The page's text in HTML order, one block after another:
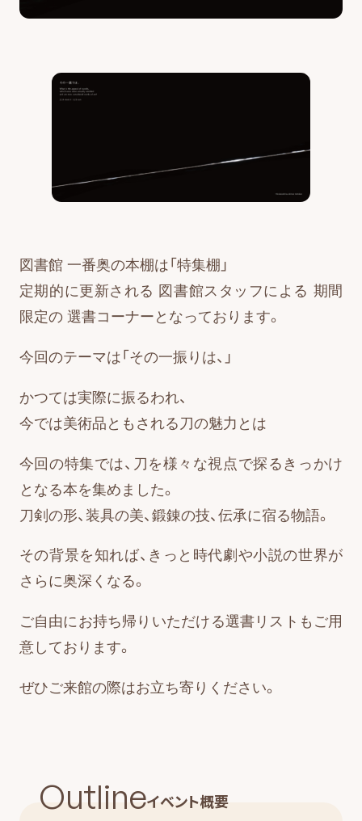
図書館 一番奥の本棚は「特集棚」
定期的に更新される 図書館スタッフによる 期間
限定の 選書コーナーとなっております。
今回のテーマは「その一振りは、」
かつては実際に振るわれ、
今では美術品ともされる刀の魅力とは
今回の特集では、刀を様々な視点で探るきっかけ
となる本を集めました。
刀剣の形、装具の美、鍛錬の技、伝承に宿る物語。
その背景を知れば、きっと時代劇や小説の世界が
さらに奥深くなる。
ご自由にお持ち帰りいただける選書リストもご用
意しております。
ぜひご来館の際はお立ち寄りください。
Outlineイベント概要